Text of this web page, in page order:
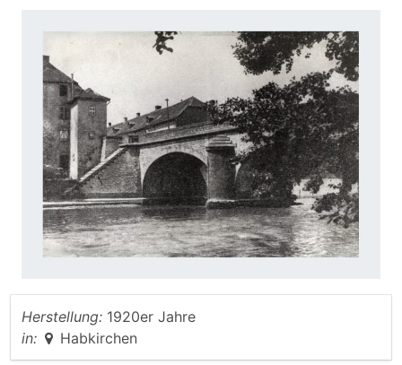
Herstellung: 1920er Jahre
in:
Habkirchen